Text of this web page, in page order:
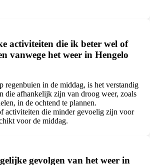
activiteiten die ik beter wel of
vanwege het weer in Hengelo
regenbuien in de middag, is het verstandig
die afhankelijk zijn van droog weer, zoals
in de ochtend te plannen.
activiteiten die minder gevoelig zijn voor
voor de middag.
gevolgen van het weer in